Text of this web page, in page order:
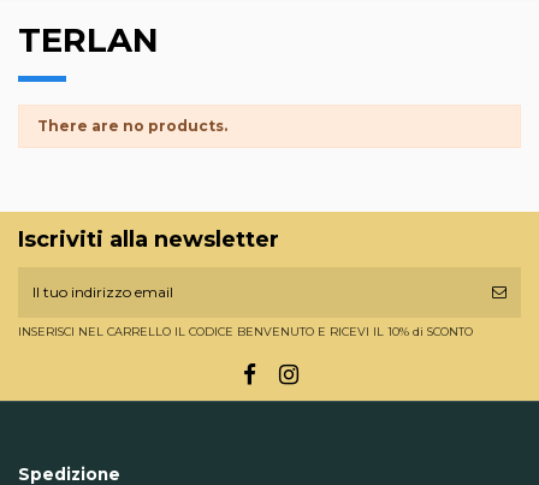
TERLAN
There are no products.
Iscriviti alla newsletter
INSERISCI NEL CARRELLO IL CODICE BENVENUTO E RICEVI IL 10% di SCONTO
Spedizione